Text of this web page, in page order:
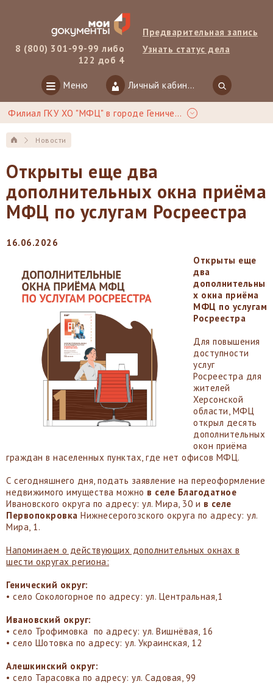
8 (800) 301-99-99 либо
122 доб 4
Предварительная запись
Узнать статус дела
Меню Личный кабинет
Филиал ГКУ ХО "МФЦ" в городе Геническ
Новости
Открыты еще два
дополнительных окна приёма
МФЦ по услугам Росреестра
16.06.2026
Открыты еще
два
дополнительны
х окна приёма
МФЦ по услугам
Росреестра
Для повышения
доступности
услуг
Росреестра для
жителей
Херсонской
области, МФЦ
открыл десять
дополнительных
окон приёма
граждан в населенных пунктах, где нет офисов МФЦ.
С сегодняшнего дня, подать заявление на переоформление
недвижимого имущества можно в селе Благодатное
Ивановского округа по адресу: ул. Мира, 30 и в селе
Первопокровка Нижнесерогозского округа по адресу: ул.
Мира, 1.
Напоминаем о действующих дополнительных окнах в
шести округах региона:
Генический округ:
• село Сокологорное по адресу: ул. Центральная,1
Ивановский округ:
• село Трофимовка по адресу: ул. Вишнёвая, 16
• село Шотовка по адресу: ул. Украинская, 12
Алешкинский округ:
• село Тарасовка по адресу: ул. Садовая, 99